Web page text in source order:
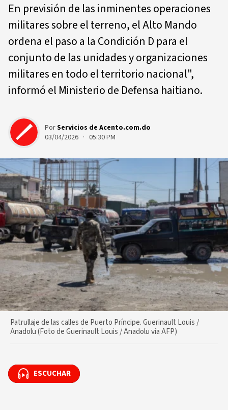
En previsión de las inminentes operaciones
militares sobre el terreno, el Alto Mando
ordena el paso a la Condición D para el
conjunto de las unidades y organizaciones
militares en todo el territorio nacional",
informó el Ministerio de Defensa haitiano.
PorServicios de Acento.com.do
03/04/2026 · 05:30 PM
Patrullaje de las calles de Puerto Príncipe. Guerinault Louis /
Anadolu (Foto de Guerinault Louis / Anadolu vía AFP)
ESCUCHAR
ESCUCHAR